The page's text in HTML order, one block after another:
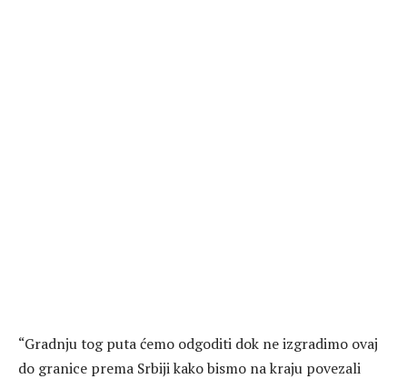
“Gradnju tog puta ćemo odgoditi dok ne izgradimo ovaj
do granice prema Srbiji kako bismo na kraju povezali